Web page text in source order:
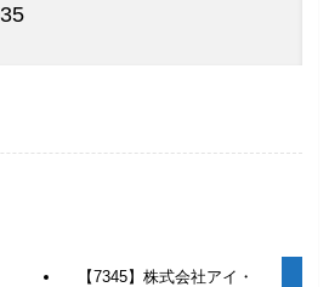
【7345】株式会社アイ・